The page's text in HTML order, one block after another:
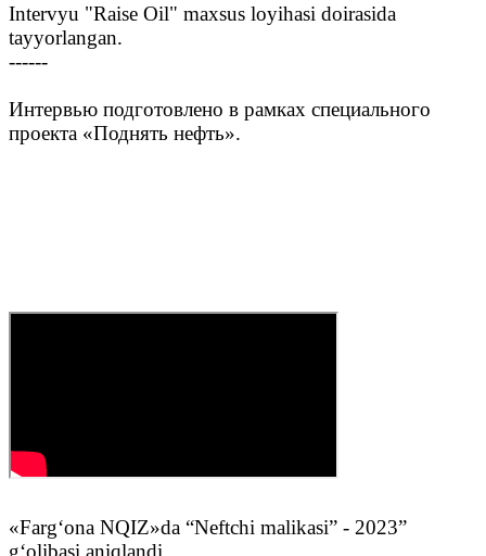
Intervyu "Raise Oil" maxsus loyihasi doirasida
tayyorlangan.
------
Интервью подготовлено в рамках специального
проекта «Поднять нефть».
«Farg‘ona NQIZ»da “Neftchi malikasi” - 2023”
g‘olibasi aniqlandi.